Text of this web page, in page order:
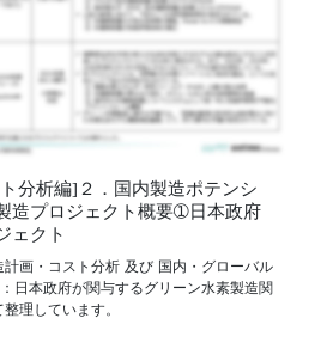
分析編]２．国内製造ポテンシ
造プロジェクト概要➀日本政府
ェクト
画・コスト分析 及び 国内・グローバル
日本政府が関与するグリーン水素製造関
理しています。